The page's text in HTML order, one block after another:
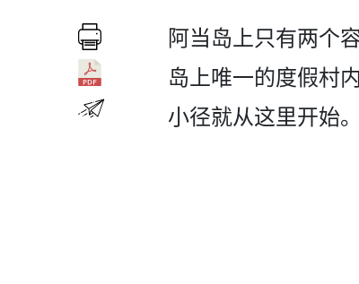
阿当岛上只有两个
岛上唯一的度假村
小径就­从这里开始。